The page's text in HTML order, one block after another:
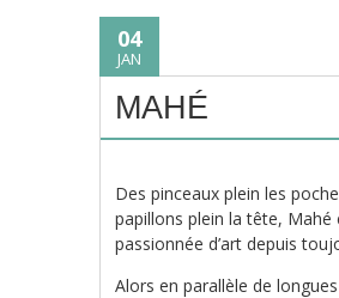
04
JAN
MAHÉ
Des pinceaux plein les
papillons plein la tête, Mahé
passionnée d’art depuis
Alors en parallèle de